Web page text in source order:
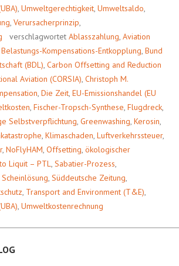
Umweltgerechtigkeit Umweltsaldo
Verursacherprinzip
verschlagwortet Ablasszahlung Aviation
Belastungs-Kompensations-Entkopplung Bund
(BDL) Carbon Offsetting and Reduction
Aviation (CORSIA) Christoph M.
Die Zeit EU-Emissionshandel (EU
Fischer-Tropsch-Synthese Flugdreck
Selbstverpflichtung Greenwashing Kerosin
Klimaschaden Luftverkehrssteuer,
, NoFlyHAM Offsetting ökologischer
Liquit – PTL Sabatier-Prozess
Scheinlösung Süddeutsche Zeitung
Transport and Environment (T&E)
Umweltkostenrechnung